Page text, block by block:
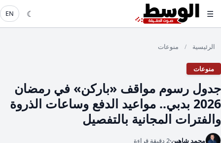
☰
☾
EN
الرئيسية / منوعات
منوعات
جدول رسوم مواقف «باركن» في رمضان
2026 بدبي.. مواعيد الدفع وساعات الذروة
والفترات المجانية بالتفصيل
محمد شاهين 2 دقيقة قراءة